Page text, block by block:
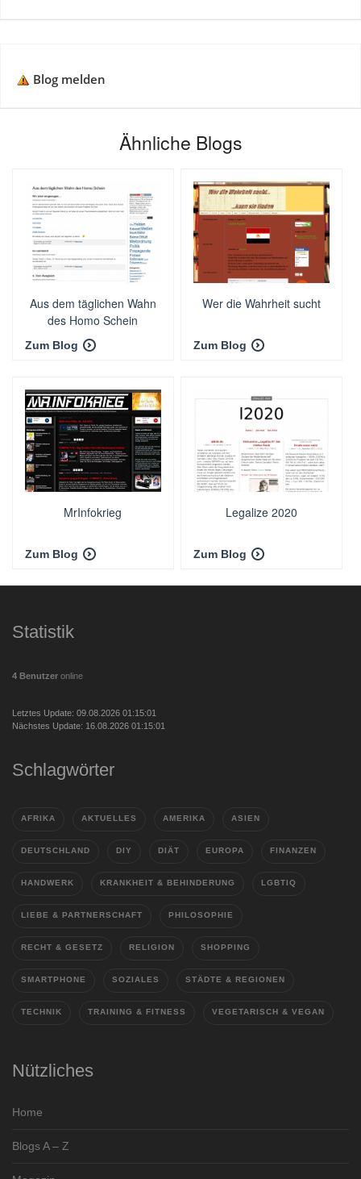
Blog melden
Ähnliche Blogs
Aus dem täglichen Wahn
des Homo Schein
Zum Blog
Wer die Wahrheit sucht
Zum Blog
MrInfokrieg
Zum Blog
Legalize 2020
Zum Blog
Statistik
4 Benutzer online
Letztes Update: 09.08.2026 01:15:01
Nächstes Update: 16.08.2026 01:15:01
Schlagwörter
AFRIKA AKTUELLES AMERIKA ASIEN
DEUTSCHLAND DIY DIÄT EUROPA FINANZEN
HANDWERK KRANKHEIT & BEHINDERUNG LGBTIQ
LIEBE & PARTNERSCHAFT PHILOSOPHIE
RECHT & GESETZ RELIGION SHOPPING
SMARTPHONE SOZIALES STÄDTE & REGIONEN
TECHNIK TRAINING & FITNESS VEGETARISCH & VEGAN
Nützliches
Home
Blogs A – Z